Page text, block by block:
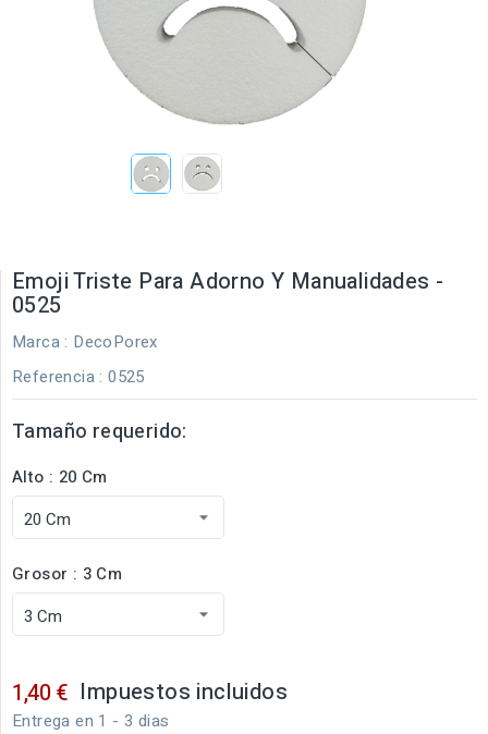
Emoji Triste Para Adorno Y Manualidades -
0525
Marca : DecoPorex
Referencia : 0525
Tamaño requerido:
Alto : 20 Cm
Grosor : 3 Cm
1,40 € Impuestos incluidos
Entrega en 1 - 3 dias